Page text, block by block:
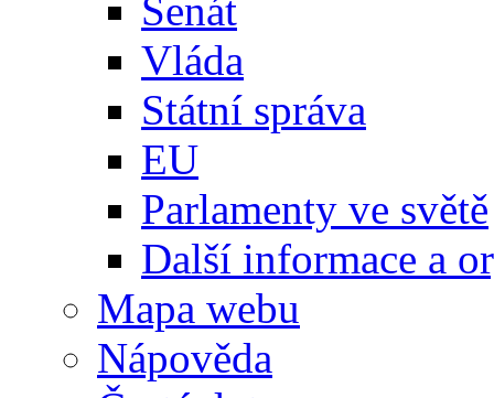
Senát
Vláda
Státní správa
EU
Parlamenty ve světě
Další informace a
Mapa webu
Nápověda